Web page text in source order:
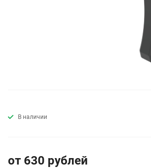
В наличии
от 630 рублей